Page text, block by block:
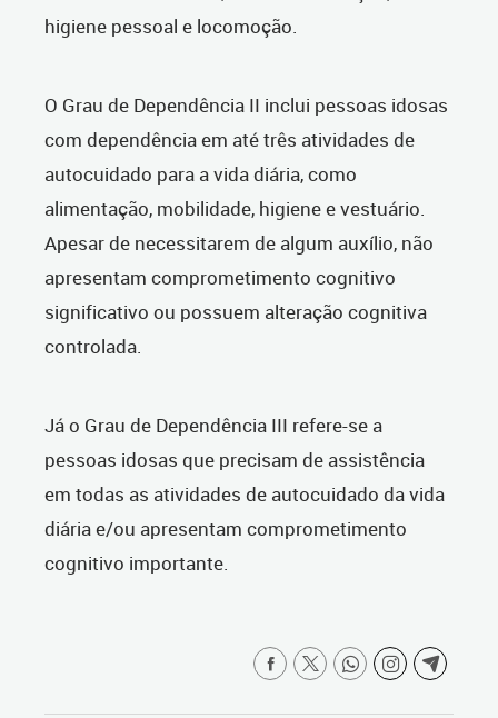
higiene pessoal e locomoção.
O Grau de Dependência II inclui pessoas idosas
com dependência em até três atividades de
autocuidado para a vida diária, como
alimentação, mobilidade, higiene e vestuário.
Apesar de necessitarem de algum auxílio, não
apresentam comprometimento cognitivo
significativo ou possuem alteração cognitiva
controlada.
Já o Grau de Dependência III refere-se a
pessoas idosas que precisam de assistência
em todas as atividades de autocuidado da vida
diária e/ou apresentam comprometimento
cognitivo importante.